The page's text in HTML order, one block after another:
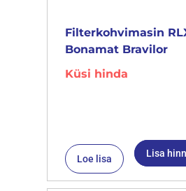
Filterkohvimasin
Bonamat Bravilor
Küsi hinda
Loe lisa Lisa